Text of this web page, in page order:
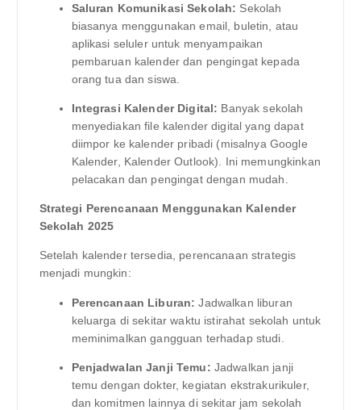
Saluran Komunikasi Sekolah: Sekolah
biasanya menggunakan email, buletin, atau
aplikasi seluler untuk menyampaikan
pembaruan kalender dan pengingat kepada
orang tua dan siswa.
Integrasi Kalender Digital: Banyak sekolah
menyediakan file kalender digital yang dapat
diimpor ke kalender pribadi (misalnya Google
Kalender, Kalender Outlook). Ini memungkinkan
pelacakan dan pengingat dengan mudah.
Strategi Perencanaan Menggunakan Kalender
Sekolah 2025
Setelah kalender tersedia, perencanaan strategis
menjadi mungkin:
Perencanaan Liburan: Jadwalkan liburan
keluarga di sekitar waktu istirahat sekolah untuk
meminimalkan gangguan terhadap studi.
Penjadwalan Janji Temu: Jadwalkan janji
temu dengan dokter, kegiatan ekstrakurikuler,
dan komitmen lainnya di sekitar jam sekolah